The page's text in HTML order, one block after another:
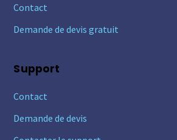
Contact
Demande de devis gratuit
Support
Contact
Demande de devis